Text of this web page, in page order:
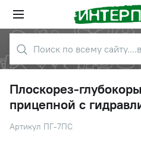
Плоскорез-
прицепной с
Артикул ПГ-7ПС